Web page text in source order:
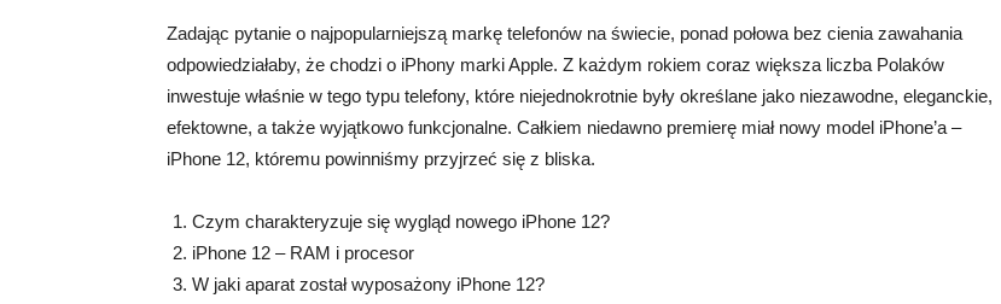
Zadając pytanie o najpopularniejszą markę telefonów na świecie, ponad połowa bez cienia zawahania
odpowiedziałaby, że chodzi o iPhony marki Apple. Z każdym rokiem coraz większa liczba Polaków
inwestuje właśnie w tego typu telefony, które niejednokrotnie były określane jako niezawodne, eleganckie,
efektowne, a także wyjątkowo funkcjonalne. Całkiem niedawno premierę miał nowy model iPhone’a –
iPhone 12, któremu powinniśmy przyjrzeć się z bliska.
Czym charakteryzuje się wygląd nowego iPhone 12?
iPhone 12 – RAM i procesor
W jaki aparat został wyposażony iPhone 12?